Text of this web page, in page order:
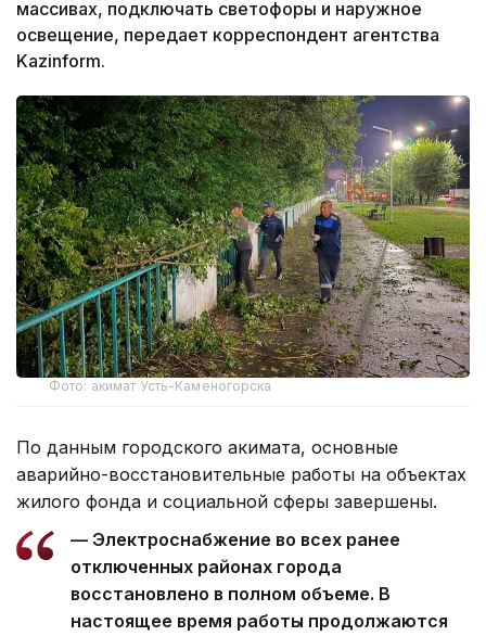
массивах, подключать светофоры и наружное
освещение, передает корреспондент агентства
Kazinform.
Фото: акимат Усть-Каменогорска
По данным городского акимата, основные
аварийно-восстановительные работы на объектах
жилого фонда и социальной сферы завершены.
— Электроснабжение во всех ранее
отключенных районах города
восстановлено в полном объеме. В
настоящее время работы продолжаются